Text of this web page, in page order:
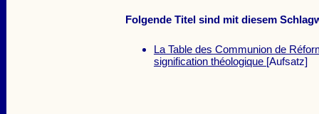
Folgende Titel sind mit diesem
La Table des Communion de
signification théologique [Aufsatz]